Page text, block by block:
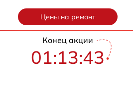
Цены на ремонт
Конец акции
01:13:42